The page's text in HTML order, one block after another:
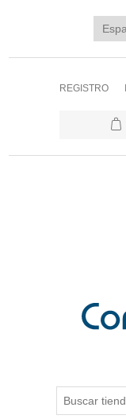
REGISTRO